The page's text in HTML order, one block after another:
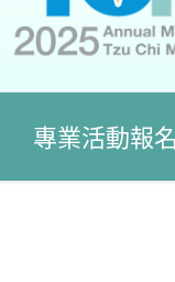
專業活動報